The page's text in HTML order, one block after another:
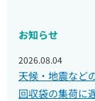
お知らせ
2026.08.04
天候・地震など
回収袋の集荷に